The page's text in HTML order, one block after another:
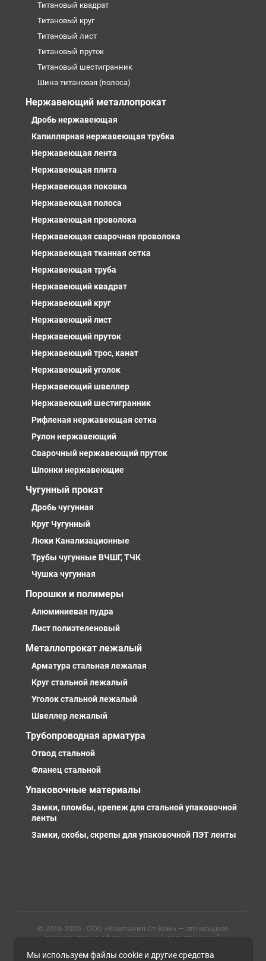
Титановый квадрат
Титановый круг
Титановый лист
Титановый пруток
Титановый шестигранник
Шина титановая (полоса)
Нержавеющий металлопрокат
Дробь нержавеющая
Капиллярная нержавеющая трубка
Нержавеющая лента
Нержавеющая плита
Нержавеющая поковка
Нержавеющая полоса
Нержавеющая проволока
Нержавеющая сварочная проволока
Нержавеющая тканная сетка
Нержавеющая труба
Нержавеющий квадрат
Нержавеющий круг
Нержавеющий лист
Нержавеющий пруток
Нержавеющий трос, канат
Нержавеющий уголок
Нержавеющий швеллер
Нержавеющий шестигранник
Рифленая нержавеющая сетка
Рулон нержавеющий
Сварочный нержавеющий пруток
Шпонки нержавеющие
Чугунный прокат
Дробь чугунная
Круг Чугунный
Люки Канализационные
Трубы чугунные ВЧШГ, ТЧК
Чушка чугунная
Порошки и полимеры
Алюминиевая пудра
Лист полиэтеленовый
Металлопрокат лежалый
Арматура стальная лежалая
Круг стальной лежалый
Уголок стальной лежалый
Швеллер лежалый
Трубопроводная арматура
Отвод стальной
Фланец стальной
Упаковочные материалы
Замки, пломбы, крепеж для стальной упаковочной
ленты
Замки, скобы, скрепы для упаковочной ПЭТ ленты
© 2016-2025 - ООО «Компания Ст-Ком» — это мощное
предприятие с сформированной логистической
профессиональными сотрудниками. Предлагаем
Мы используем файлы cookie и другие средства